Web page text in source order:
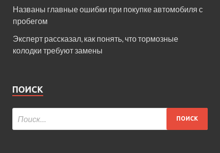
Названы главные ошибки при покупке автомобиля с
пробегом
Эксперт рассказал, как понять, что тормозные
колодки требуют замены
ПОИСК